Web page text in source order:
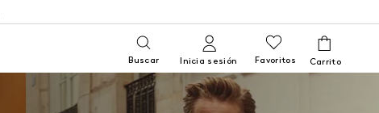
Buscar Inicia sesión Favoritos